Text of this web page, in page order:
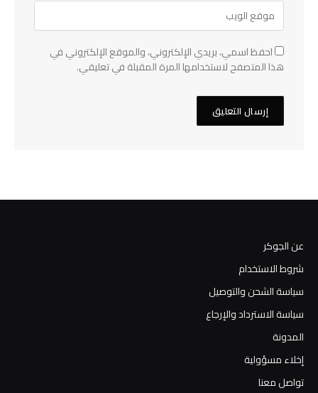
احفظ اسمي، بريدي الإلكتروني، والموقع الإلكتروني في
هذا المتصفح لاستخدامها المرة المقبلة في تعليقي.
عن الجوكر
شروط الاستخدام
سياسة الشحن والتوصيل
سياسة الاسترداد والإرجاع
المدونة
إخلاء مسؤولية
تواصل معنا